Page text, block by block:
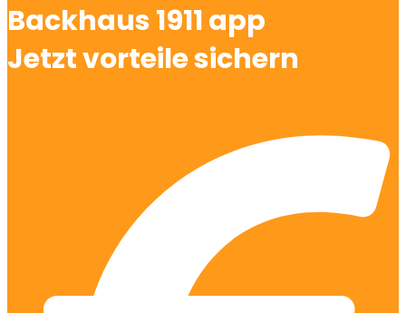
Backhaus 1911 app
Jetzt vorteile sichern